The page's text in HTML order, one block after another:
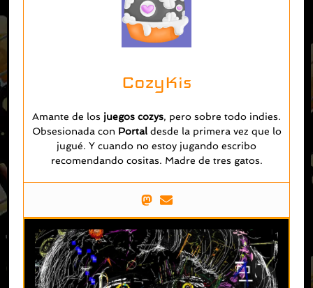
CozyKis
Amante de los juegos cozys, pero sobre todo indies.
Obsesionada con Portaldesde la primera vez que lo
jugué. Y cuando no estoy jugando escribo
recomendando cositas. Madre de tres gatos.